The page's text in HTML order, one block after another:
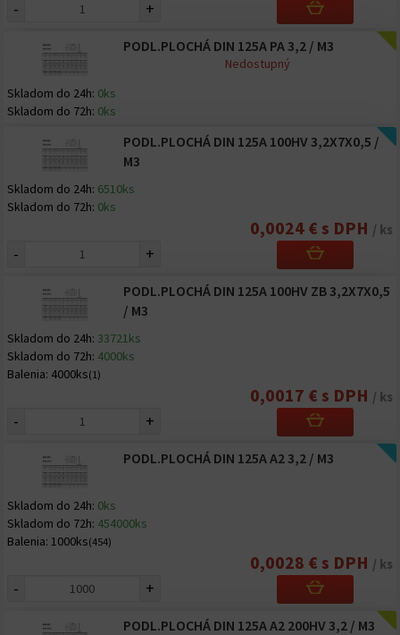
- +
PODL.PLOCHÁ DIN 125A PA 3,2 / M3
Skladom do 24h: 0ks
Skladom do 72h: 0ks
Nedostupný
PODL.PLOCHÁ DIN 125A 100HV 3,2X7X0,5 /
M3
Skladom do 24h: 6510ks
Skladom do 72h: 0ks
0,0024 € s DPH / ks
- +
PODL.PLOCHÁ DIN 125A 100HV ZB 3,2X7X0,5
/ M3
Skladom do 24h: 33721ks
Skladom do 72h: 4000ks
Balenia: 4000ks(1)
0,0017 € s DPH / ks
- +
PODL.PLOCHÁ DIN 125A A2 3,2 / M3
Skladom do 24h: 0ks
Skladom do 72h: 454000ks
Balenia: 1000ks(454)
0,0028 € s DPH / ks
- +
PODL.PLOCHÁ DIN 125A A2 200HV 3,2 / M3